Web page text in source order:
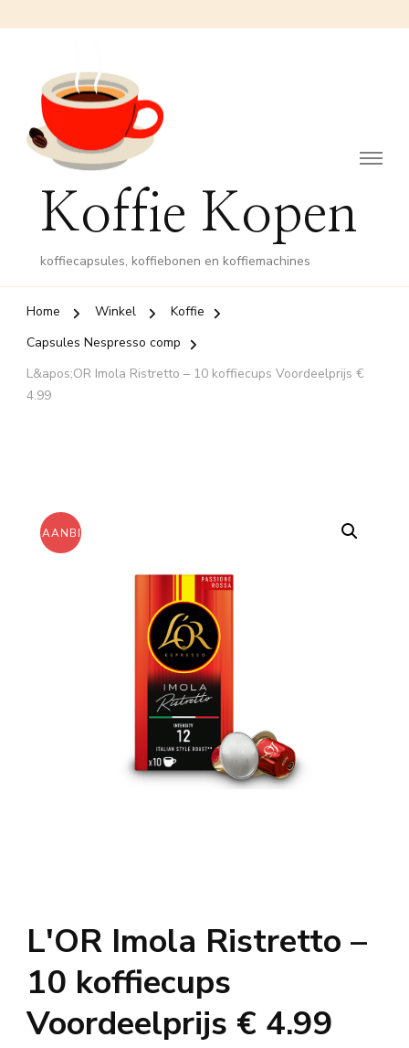
Koffie Kopen
koffiecapsules, koffiebonen en koffiemachines
Home Winkel
Koffie
Capsules Nespresso comp
L&apos;OR Imola Ristretto – 10 koffiecups Voordeelprijs €
4.99
AANBIEDING!
L'OR Imola Ristretto –
10 koffiecups
Voordeelprijs € 4.99